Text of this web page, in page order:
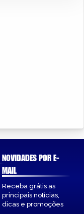
NOVIDADES POR E-
MAIL
Receba grátis as
principais notícias,
dicas e promoções